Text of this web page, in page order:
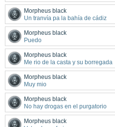
Morpheus black
Un tranvía pa la bahía de cádiz
Morpheus black
Puedo
Morpheus black
Me rio de la casta y su borregada
Morpheus black
Muy mio
Morpheus black
No hay drogas en el purgatorio
Morpheus black